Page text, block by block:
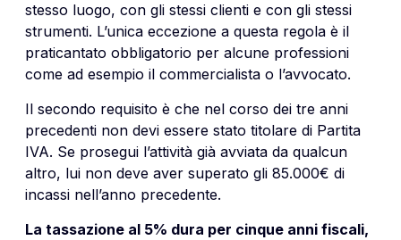
stesso luogo, con gli stessi clienti e con gli stessi
strumenti. L’unica eccezione a questa regola è il
praticantato obbligatorio per alcune professioni
come ad esempio il commercialista o l’avvocato.
Il secondo requisito è che nel corso dei tre anni
precedenti non devi essere stato titolare di Partita
IVA. Se prosegui l’attività già avviata da qualcun
altro, lui non deve aver superato gli 85.000€ di
incassi nell’anno precedente.
La tassazione al 5% dura per cinque anni fiscali,